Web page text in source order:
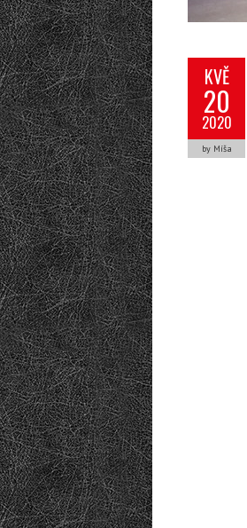
KVĚ
20
2020
by Míša